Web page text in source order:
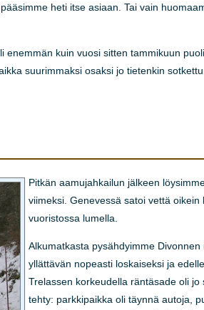
heti itse asiaan. Tai vain
enemmän kuin vuosi sitten tammikuun
suurimmaksi osaksi jo tietenkin
Pitkän aamujahkailun jälkeen
viimeksi. Genevessä satoi vettä
vuoristossa lumella.
Alkumatkasta pysähdyimme
yllättävän nopeasti loskaiseksi ja
Trelassen korkeudella räntäsade oli
tehty: parkkipaikka oli täynnä autoja,